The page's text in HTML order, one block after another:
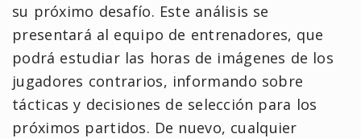
su próximo desafío. Este análisis se
presentará al equipo de entrenadores, que
podrá estudiar las horas de imágenes de los
jugadores contrarios, informando sobre
tácticas y decisiones de selección para los
próximos partidos. De nuevo, cualquier